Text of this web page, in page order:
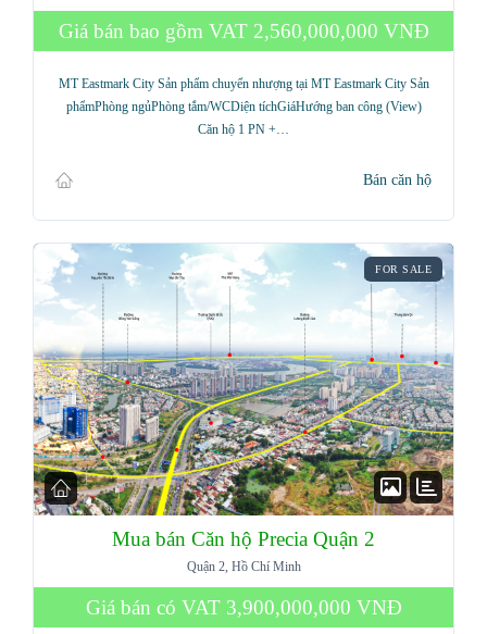
Giá bán bao gồm VAT 2,560,000,000 VNĐ
MT Eastmark City Sản phẩm chuyển nhượng tại MT Eastmark City Sản
phẩmPhòng ngủPhòng tắm/WCDiện tíchGiáHướng ban công (View)
Căn hộ 1 PN +…
Bán căn hộ
FOR SALE
Mua bán Căn hộ Precia Quận 2
Quận 2, Hồ Chí Minh
Giá bán có VAT 3,900,000,000 VNĐ